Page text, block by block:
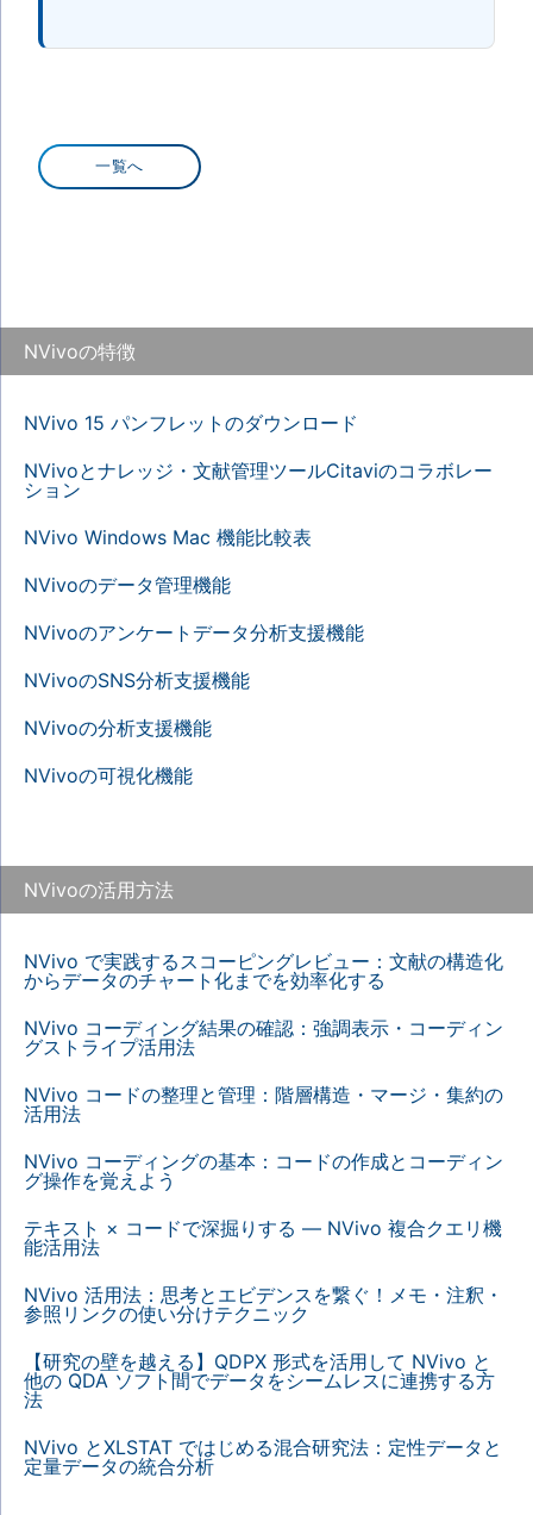
一覧へ
NVivoの特徴
NVivo 15 パンフレットのダウンロード
NVivoとナレッジ・文献管理ツールCitaviのコラボレー
ション
NVivo Windows Mac 機能比較表
NVivoのデータ管理機能
NVivoのアンケートデータ分析支援機能
NVivoのSNS分析支援機能
NVivoの分析支援機能
NVivoの可視化機能
NVivoの活用方法
NVivo で実践するスコーピングレビュー：文献の構造化
からデータのチャート化までを効率化する
NVivo コーディング結果の確認：強調表示・コーディン
グストライプ活用法
NVivo コードの整理と管理：階層構造・マージ・集約の
活用法
NVivo コーディングの基本：コードの作成とコーディン
グ操作を覚えよう
テキスト × コードで深掘りする — NVivo 複合クエリ機
能活用法
NVivo 活用法：思考とエビデンスを繋ぐ！メモ・注釈・
参照リンクの使い分けテクニック
【研究の壁を越える】QDPX 形式を活用して NVivo と
他の QDA ソフト間でデータをシームレスに連携する方
法
NVivo とXLSTAT ではじめる混合研究法：定性データと
定量データの統合分析